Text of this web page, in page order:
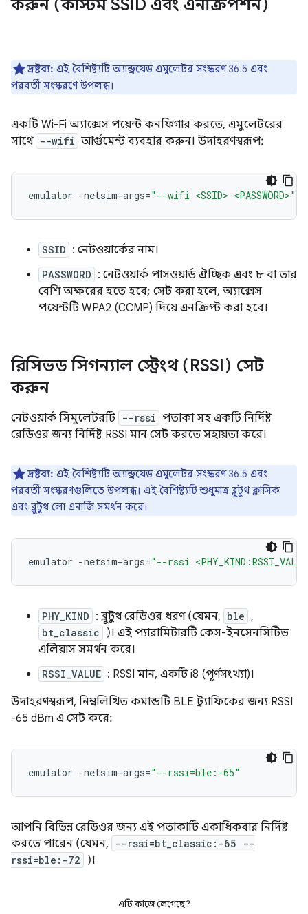
করুন (কাস্টম SSID এবং এনক্রিপশন)
দ্রষ্টব্য: এই বৈশিষ্ট্যটি অ্যান্ড্রয়েড এমুলেটর সংস্করণ 36.5 এবং
পরবর্তী সংস্করণে উপলব্ধ।
একটি Wi-Fi অ্যাক্সেস পয়েন্ট কনফিগার করতে, এমুলেটরের
সাথে --wifi আর্গুমেন্ট ব্যবহার করুন। উদাহরণস্বরূপ:
emulator -netsim-args="--wifi <SSID> <PASSWORD>"
SSID : নেটওয়ার্কের নাম।
PASSWORD : নেটওয়ার্ক পাসওয়ার্ড ঐচ্ছিক এবং ৮ বা তার
বেশি অক্ষরের হতে হবে; সেট করা হলে, অ্যাক্সেস
পয়েন্টটি WPA2 (CCMP) দিয়ে এনক্রিপ্ট করা হবে।
রিসিভড সিগন্যাল স্ট্রেংথ (RSSI) সেট
করুন
নেটওয়ার্ক সিমুলেটরটি --rssi পতাকা সহ একটি নির্দিষ্ট
রেডিওর জন্য নির্দিষ্ট RSSI মান সেট করতে সহায়তা করে।
দ্রষ্টব্য: এই বৈশিষ্ট্যটি অ্যান্ড্রয়েড এমুলেটর সংস্করণ 36.5 এবং
পরবর্তী সংস্করণগুলিতে উপলব্ধ। এই বৈশিষ্ট্যটি শুধুমাত্র ব্লুটুথ ক্লাসিক
এবং ব্লুটুথ লো এনার্জি সমর্থন করে।
emulator -netsim-args="--rssi
PHY_KIND : ব্লুটুথ রেডিওর ধরণ (যেমন, ble ,
bt_classic
)। এই প্যারামিটারটি কেস-ইনসেনসিটিভ
এলিয়াস সমর্থন করে।
RSSI_VALUE : RSSI মান, একটি i8 (পূর্ণসংখ্যা)।
উদাহরণস্বরূপ, নিম্নলিখিত কমান্ডটি BLE ট্র্যাফিকের জন্য RSSI
-65 dBm এ সেট করে:
emulator -netsim-args="--rssi=ble:-65"
আপনি বিভিন্ন রেডিওর জন্য এই পতাকাটি একাধিকবার নির্দিষ্ট
করতে পারেন (যেমন,
--rssi=bt_classic:-65 --
rssi=ble:-72
)।
এটি কাজে লেগেছে?